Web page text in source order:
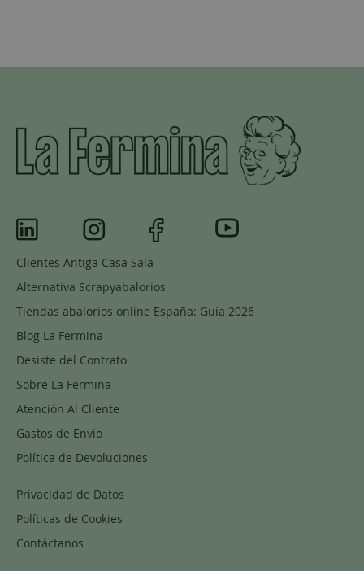
Clientes Antiga Casa Sala
Alternativa Scrapyabalorios
Tiendas abalorios online España: Guía 2026
Blog La Fermina
Desiste del Contrato
Sobre La Fermina
Atención Al Cliente
Gastos de Envío
Política de Devoluciones
Privacidad de Datos
Políticas de Cookies
Contáctanos